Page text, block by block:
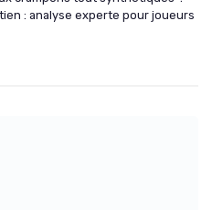
: analyse experte pour joueurs